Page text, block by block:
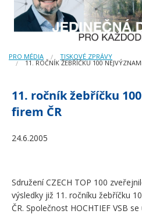
PRO MÉDIA TISKOVÉ ZPRÁVY
11. ROČNÍK ŽEBŘÍČKU 100
11. ročník žebříčku
firem ČR
24.6.2005
Sdružení CZECH TOP 100
výsledky již 11. ročníku žebříčku
ČR. Společnost HOCHTIEF VSB